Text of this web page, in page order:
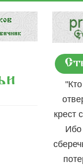
крест
Ибо